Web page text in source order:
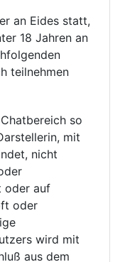
an Eides statt,
18 Jahren an
teilnehmen
so
mit
nicht
oder auf
oder
wird mit
aus dem